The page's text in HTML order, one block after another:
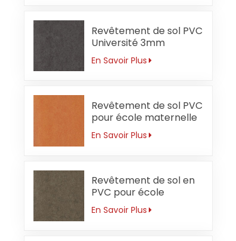
Revêtement de sol PVC
Université 3mm
Sécurité
En Savoir Plus
Revêtement de sol PVC
pour école maternelle
3 mm orange ignifuge
En Savoir Plus
Revêtement de sol en
PVC pour école
secondaire 3 mm
résistant à l'usure
En Savoir Plus